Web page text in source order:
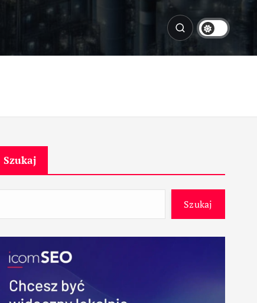
Szukaj
Szukaj